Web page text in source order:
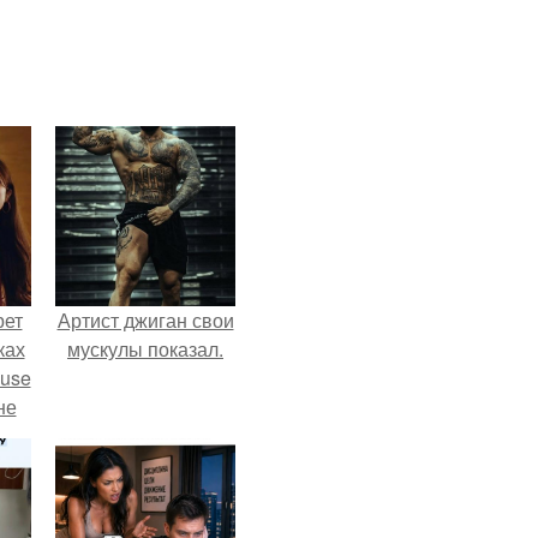
в
Артист джиган свои
мускулы показал.